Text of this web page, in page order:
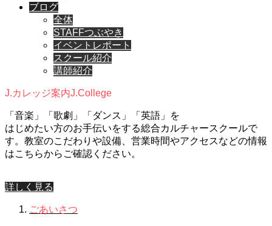
ブログ
全体
STAFFつぶやき
イベントレポート
スクール紹介
講師紹介
J.カレッジ案内J.College
「音楽」「歌劇」「ダンス」「英語」を
はじめたい方のお手伝いをする総合カルチャースクールで
す。教室のこだわりや設備、営業時間やアクセスなどの情報
はこちらからご確認ください。
詳しく見る
ごあいさつ